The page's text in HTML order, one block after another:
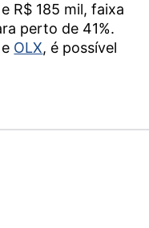
R$ 185 mil, faixa
perto de 41%.
e OLX, é possível